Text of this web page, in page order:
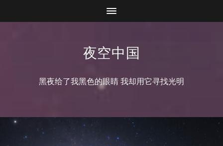
夜空中国
黑夜给了我黑色的眼睛 我却用它寻找光明